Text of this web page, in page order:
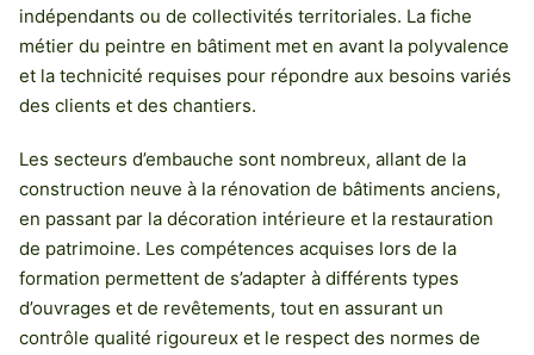
indépendants ou de collectivités territoriales. La fiche
métier du peintre en bâtiment met en avant la polyvalence
et la technicité requises pour répondre aux besoins variés
des clients et des chantiers.
Les secteurs d’embauche sont nombreux, allant de la
construction neuve à la rénovation de bâtiments anciens,
en passant par la décoration intérieure et la restauration
de patrimoine. Les compétences acquises lors de la
formation permettent de s’adapter à différents types
d’ouvrages et de revêtements, tout en assurant un
contrôle qualité rigoureux et le respect des normes de